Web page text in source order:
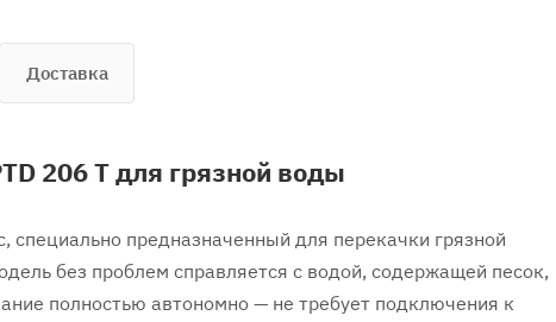
Доставка
206 T для грязной воды
предназначенный для перекачки грязной
без проблем справляется с водой, содержащей песок,
полностью автономно — не требует подключения к